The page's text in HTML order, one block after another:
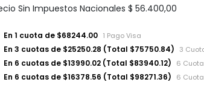
Sin Impuestos Nacionales $ 56.400,00
En 1 cuota de $68244.00 1 Pago Visa
En 3 cuotas de $25250.28 (Total $75750.84) 3
En 6 cuotas de $13990.02 (Total $83940.12) 6
En 6 cuotas de $16378.56 (Total $98271.36) 6